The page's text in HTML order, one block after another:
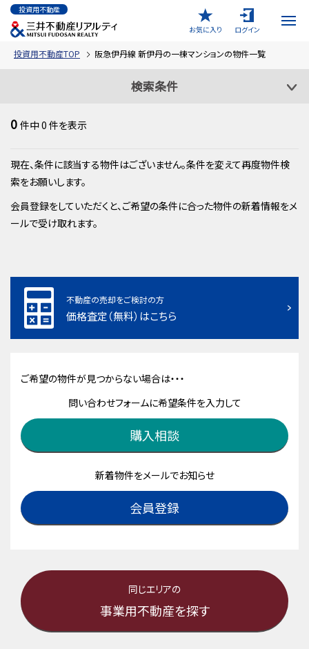
投資用不動産
お気に入り
ログイン
投資用不動産TOP 阪急伊丹線 新伊丹の一棟マンションの物件一覧
検索条件
0 件中0 件を表示
現在、条件に該当する物件はございません。条件を変えて再度物件検
索をお願いします。
会員登録をしていただくと、ご希望の条件に合った物件の新着情報をメ
ールで受け取れます。
不動産の売却をご検討の方
価格査定（無料）はこちら
ご希望の物件が見つからない場合は・・・
問い合わせフォームに希望条件を入力して
購入相談
新着物件をメールでお知らせ
会員登録
同じエリアの
事業用不動産を探す